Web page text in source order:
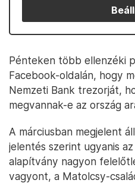
Pénteken több ellenzéki
Facebook-oldalán, hogy
Nemzeti Bank trezorját,
megvannak-e az ország
A márciusban megjelent
jelentés szerint ugyanis
alapítvány nagyon
vagyont, a Matolcsy-